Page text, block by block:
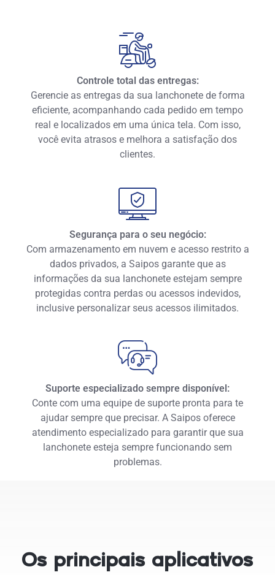
Controle total das entregas:
Gerencie as entregas da sua lanchonete de forma
eficiente, acompanhando cada pedido em tempo
real e localizados em uma única tela. Com isso,
você evita atrasos e melhora a satisfação dos
clientes.
Segurança para o seu negócio:
Com armazenamento em nuvem e acesso restrito a
dados privados, a Saipos garante que as
informações da sua lanchonete estejam sempre
protegidas contra perdas ou acessos indevidos,
inclusive personalizar seus acessos ilimitados.
Suporte especializado sempre disponível:
Conte com uma equipe de suporte pronta para te
ajudar sempre que precisar. A Saipos oferece
atendimento especializado para garantir que sua
lanchonete esteja sempre funcionando sem
problemas.
Os principais aplicativos